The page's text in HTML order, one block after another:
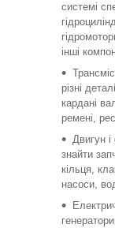
системі
інші
різні
кардані
ремені,
Двигун
знайти
кільця,
насоси,